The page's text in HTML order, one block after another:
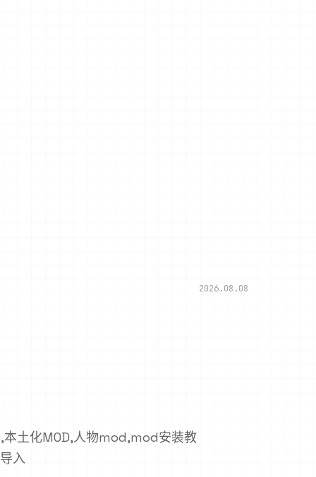
2026.08.08
本土化MOD,人物mod,mod安装教
入